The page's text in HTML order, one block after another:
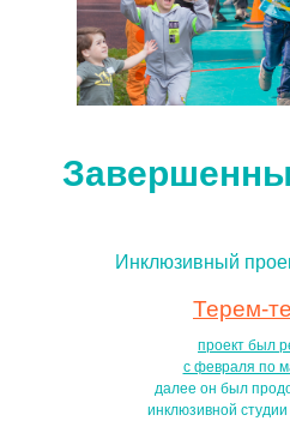
Терем-
проект был
с февраля по
далее он был
инклюзивной
Инклюзивный